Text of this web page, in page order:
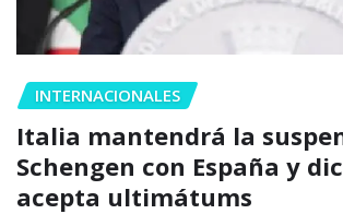
INTERNACIONALES
Italia mantendrá la
Schengen con España y
acepta ultimátums